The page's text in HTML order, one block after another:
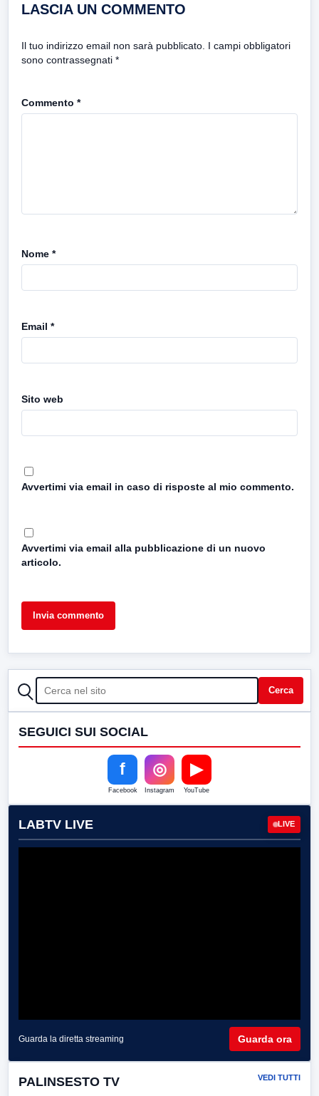
LASCIA UN COMMENTO
Il tuo indirizzo email non sarà pubblicato. I campi obbligatori
sono contrassegnati *
Commento *
Nome *
Email *
Sito web
Avvertimi via email in caso di risposte al mio commento.
Avvertimi via email alla pubblicazione di un nuovo
articolo.
CERCA Cerca
SEGUICI SUI SOCIAL
f
Facebook
◎
Instagram
▶
YouTube
LABTV LIVE LIVE
Guarda la diretta streaming Guarda ora
PALINSESTO TV VEDI TUTTI